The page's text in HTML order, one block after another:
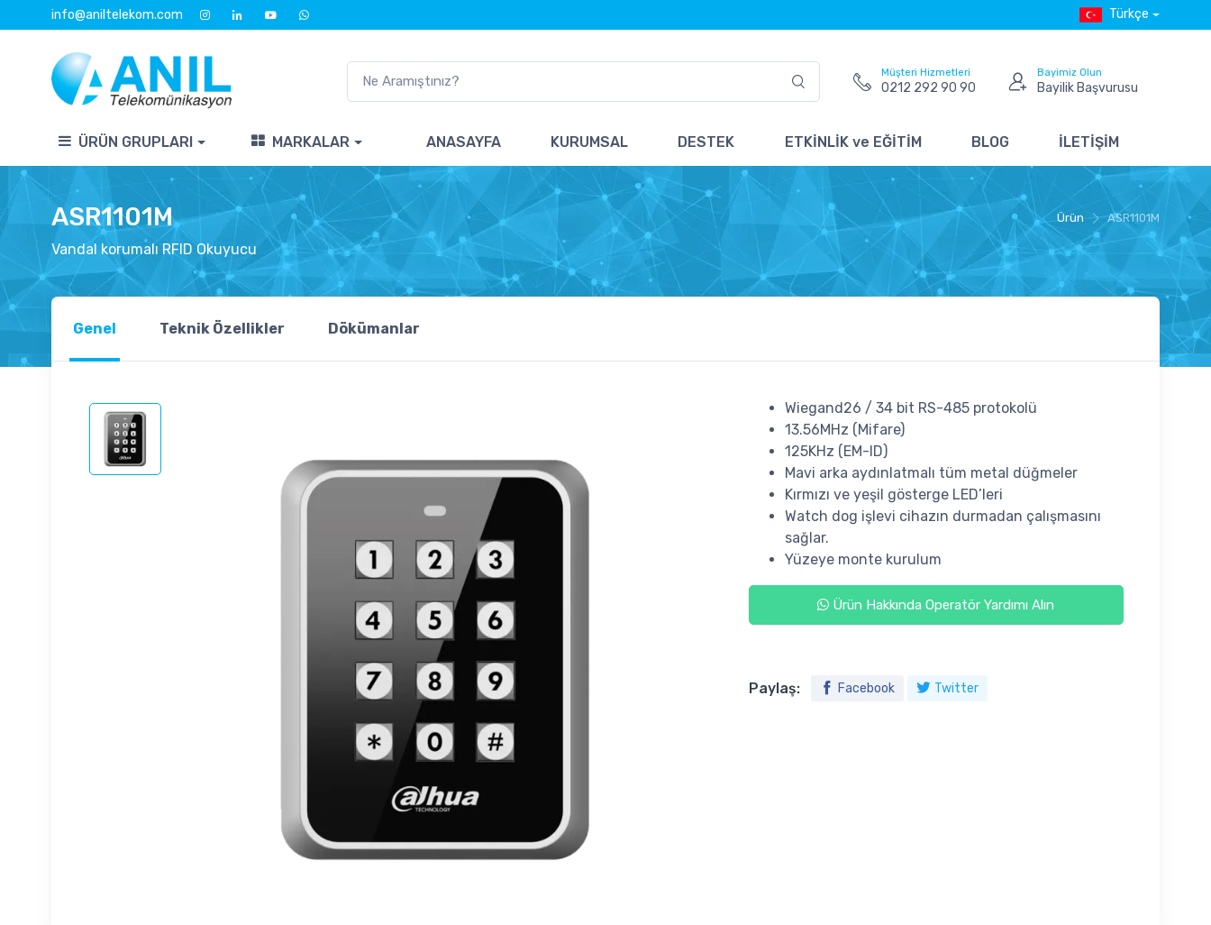
info@aniltelekom.com Türkçe
Müşteri Hizmetleri
0212 292 90 90
Bayimiz Olun
Bayilik Başvurusu
ÜRÜN GRUPLARI MARKALAR ANASAYFA KURUMSAL DESTEK ETKİNLİK ve EĞİTİM BLOG İLETİŞİM
Ürün ASR1101M
ASR1101M
Vandal korumalı RFID Okuyucu
Genel Teknik Özellikler Dökümanlar
Wiegand26 / 34 bit RS-485 protokolü
13.56MHz (Mifare)
125KHz (EM-ID)
Mavi arka aydınlatmalı tüm metal düğmeler
Kırmızı ve yeşil gösterge LED’leri
Watch dog işlevi cihazın durmadan çalışmasını
sağlar.
Yüzeye monte kurulum
Ürün Hakkında Operatör Yardımı Alın
Paylaş: Facebook Twitter